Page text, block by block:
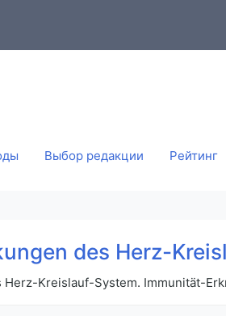
Выбор редакции Рейтинг
des Herz-
Herz-Kreislauf-System. Immunität-